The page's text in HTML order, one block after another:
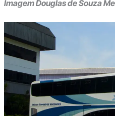
Imagem Douglas de Souza